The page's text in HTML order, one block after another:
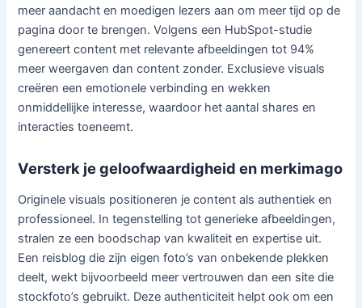
meer aandacht en moedigen lezers aan om meer tijd op de
pagina door te brengen. Volgens een HubSpot-studie
genereert content met relevante afbeeldingen tot 94%
meer weergaven dan content zonder. Exclusieve visuals
creëren een emotionele verbinding en wekken
onmiddellijke interesse, waardoor het aantal shares en
interacties toeneemt.
Versterk je geloofwaardigheid en merkimago
Originele visuals positioneren je content als authentiek en
professioneel. In tegenstelling tot generieke afbeeldingen,
stralen ze een boodschap van kwaliteit en expertise uit.
Een reisblog die zijn eigen foto’s van onbekende plekken
deelt, wekt bijvoorbeeld meer vertrouwen dan een site die
stockfoto’s gebruikt. Deze authenticiteit helpt ook om een